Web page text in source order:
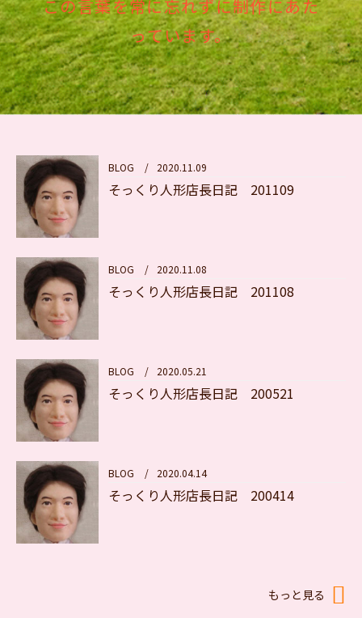
この言葉を常に忘れずに制作にあた
っています。
BLOG / 2020.11.09
そっくり人形店長日記 201109
BLOG / 2020.11.08
そっくり人形店長日記 201108
BLOG / 2020.05.21
そっくり人形店長日記 200521
BLOG / 2020.04.14
そっくり人形店長日記 200414
もっと見る